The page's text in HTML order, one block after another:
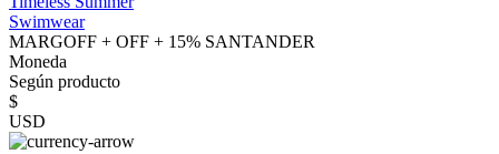
Swimwear
MARGOFF + OFF + 15% SANTANDER
Moneda
Según producto
$
USD